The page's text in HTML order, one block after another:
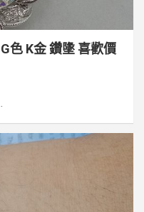
色 K金 鑽墬 喜歡價